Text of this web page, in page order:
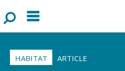
Menu
HABITAT ARTICLE